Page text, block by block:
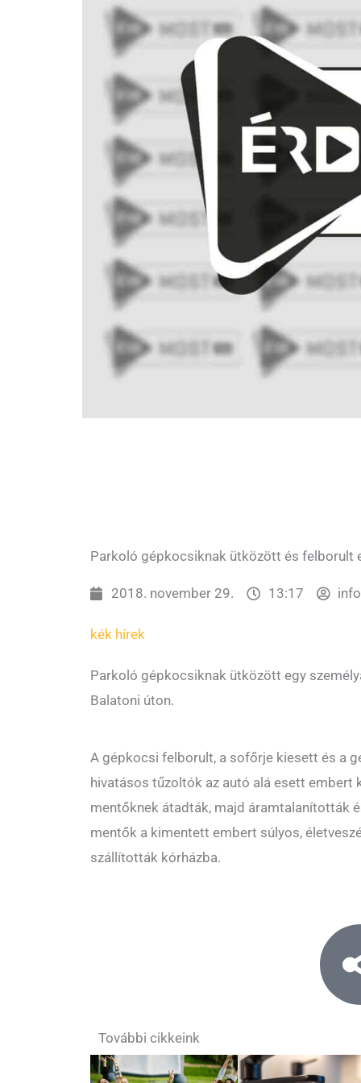
Parkoló gépkocsiknak ütközött és felborult
2018. november 29. 13:17
kék hírek
Parkoló gépkocsiknak ütközött egy
Balatoni úton.
A gépkocsi felborult, a sofőrje kiesett és a
hivatásos tűzoltók az autó alá esett embert
mentőknek átadták, majd áramtalanították
mentők a kimentett embert súlyos,
szállították kórházba.
További cikkeink